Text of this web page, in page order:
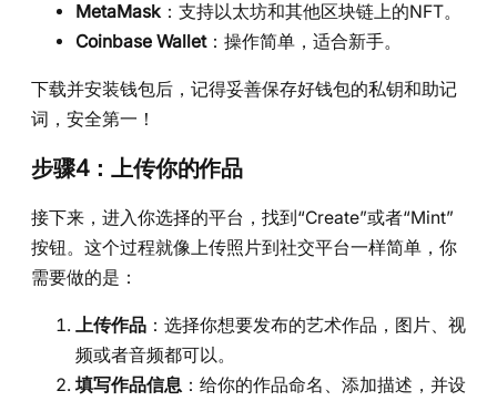
MetaMask ：支持以太坊和其他区块链上的NFT。
Coinbase Wallet：操作简单，适合新手。
下载并安装钱包后，记得妥善保存好钱包的私钥和助记
词，安全第一！
步骤4：上传你的作品
接下来，进入你选择的平台，找到“Create”或者“Mint”
按钮。这个过程就像上传照片到社交平台一样简单，你
需要做的是：
上传作品 ：选择你想要发布的艺术作品，图片、视
频或者音频都可以。
填写作品信息 ：给你的作品命名、添加描述，并设